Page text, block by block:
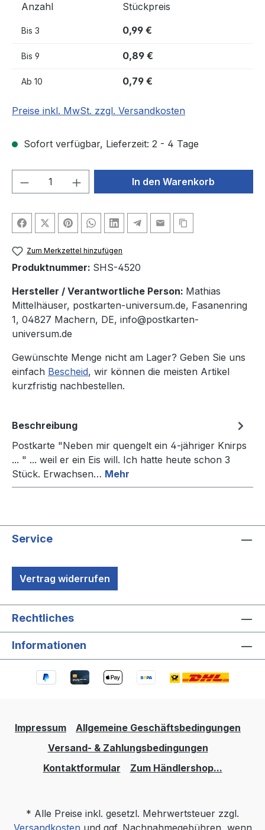
Anzahl Stückpreis
Bis 3 0,99 €
Bis 9 0,89 €
Ab 10 0,79 €
Preise inkl. MwSt. zzgl. Versandkosten
Sofort verfügbar, Lieferzeit: 2 - 4 Tage
Produkt Anzahl: Gib denIn den Warenkorb
Zum Merkzettel hinzufügen
Produktnummer: SHS-4520
Hersteller / Verantwortliche Person: Mathias
Mittelhäuser, postkarten-universum.de, Fasanenring
1, 04827 Machern, DE, info@postkarten-
universum.de
Gewünschte Menge nicht am Lager? Geben Sie uns
einfach Bescheid, wir können die meisten Artikel
kurzfristig nachbestellen.
Beschreibung
Postkarte "Neben mir quengelt ein 4-jähriger Knirps
... " ... weil er ein Eis will. Ich hatte heute schon 3
Stück. Erwachsen… Mehr
Service
Vertrag widerrufen
Rechtliches
Informationen
Impressum
Allgemeine Geschäftsbedingungen
Versand- & Zahlungsbedingungen
Kontaktformular
Zum Händlershop...
* Alle Preise inkl. gesetzl. Mehrwertsteuer zzgl.
Versandkostenund ggf. Nachnahmegebühren, wenn